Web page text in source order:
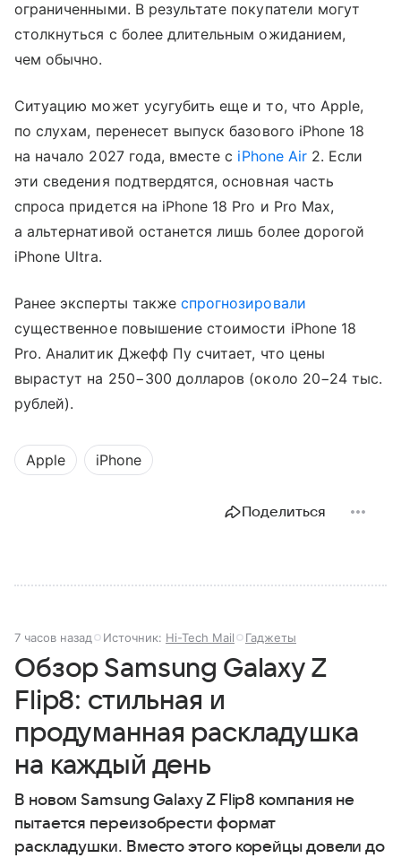
ограниченными. В результате покупатели могут
столкнуться с более длительным ожиданием,
чем обычно.
Ситуацию может усугубить еще и то, что Apple,
по слухам, перенесет выпуск базового iPhone 18
на начало 2027 года, вместе с iPhone Air2. Если
эти сведения подтвердятся, основная часть
спроса придется на iPhone 18 Pro и Pro Max,
а альтернативой останется лишь более дорогой
iPhone Ultra.
Ранее эксперты такжеспрогнозировали
существенное повышение стоимости iPhone 18
Pro. Аналитик Джефф Пу считает, что цены
вырастут на 250−300 долларов (около 20−24 тыс.
рублей).
Apple iPhone
Поделиться
7 часов назад Источник: Hi-Tech Mail Гаджеты
Обзор Samsung Galaxy Z
Flip8: стильная и
продуманная раскладушка
на каждый день
В новом Samsung Galaxy Z Flip8 компания не
пытается переизобрести формат
раскладушки. Вместо этого корейцы довели до